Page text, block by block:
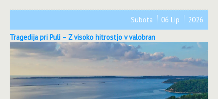
Tragedija pri Puli – Z visoko hitrostjo v valobran
Subota 06 Lip 2026